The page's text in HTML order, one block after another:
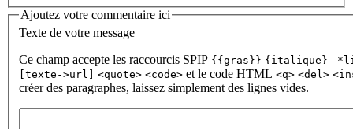
Ajoutez votre commentaire ici
Texte de votre message
Ce champ accepte les raccourcis SPIP {{gras}} {italique} -
[texte->url]
<quote> <code> et le code HTML <q> <del>
créer des paragraphes, laissez simplement des lignes vides.